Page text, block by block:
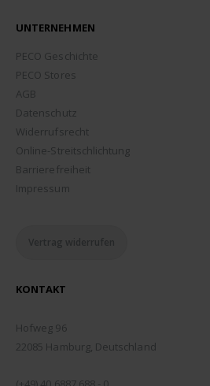
UNTERNEHMEN
PECO Geschichte
PECO Stores
AGB
Datenschutz
Widerrufsrecht
Online-Streitschlichtung
Barrierefreiheit
Impressum
Vertrag widerrufen
KONTAKT
Hofweg 96
22085 Hamburg, Deutschland